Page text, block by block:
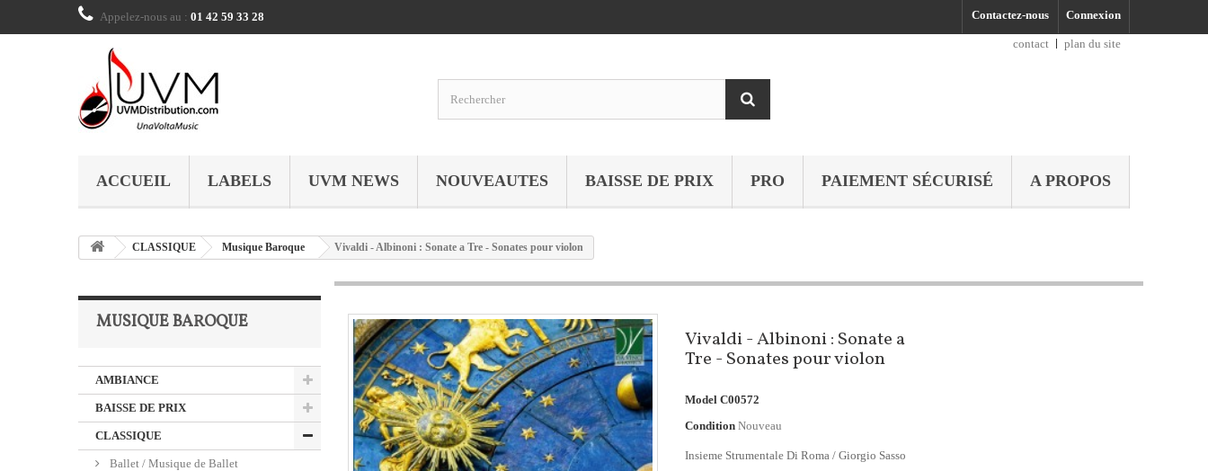
Connexion
Contactez-nous
Appelez-nous au : 01 42 59 33 28
contact
plan du site
ACCUEIL LABELS UVM NEWS NOUVEAUTES BAISSE DE PRIX PRO PAIEMENT SÉCURISÉ A PROPOS
CLASSIQUE Musique Baroque Vivaldi - Albinoni : Sonate a Tre - Sonates pour violon
MUSIQUE BAROQUE
AMBIANCE
BAISSE DE PRIX
CLASSIQUE
Ballet / Musique de Ballet
Vivaldi - Albinoni : Sonate a
Tre - Sonates pour violon
Model C00572
Condition Nouveau
Insieme Strumentale Di Roma / Giorgio Sasso